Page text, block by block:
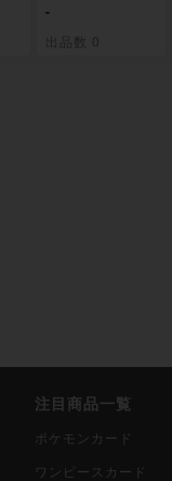
-
出品数 0
注目商品一覧
ポケモンカード
ワンピースカード